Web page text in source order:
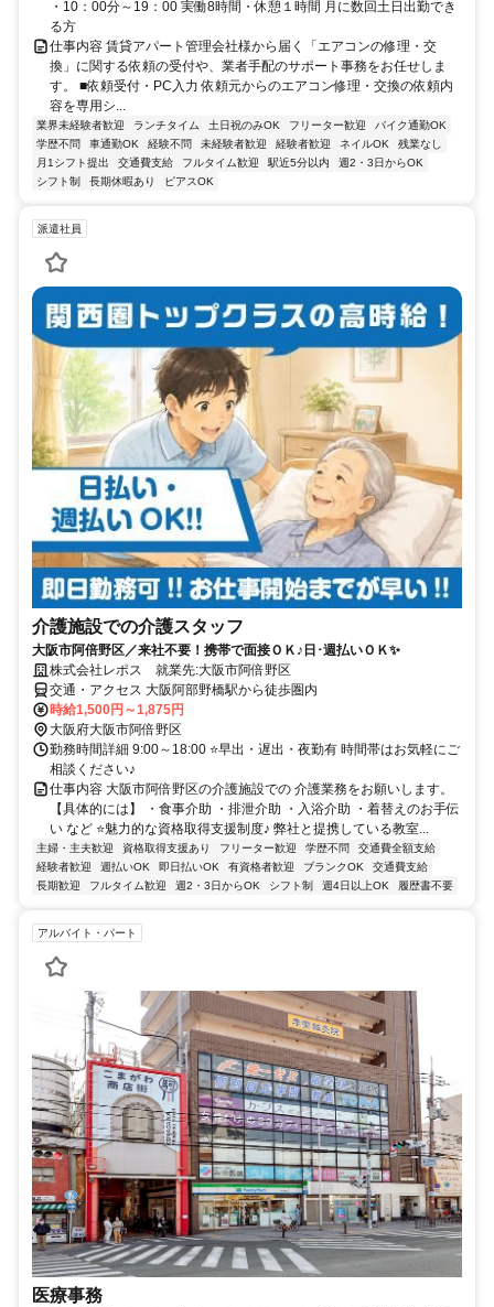
・10：00分～19：00 実働8時間・休憩１時間 月に数回土日出勤でき
る方
仕事内容 賃貸アパート管理会社様から届く「エアコンの修理・交
換」に関する依頼の受付や、業者手配のサポート事務をお任せしま
す。 ■依頼受付・PC入力 依頼元からのエアコン修理・交換の依頼内
容を専用シ...
業界未経験者歓迎 ランチタイム 土日祝のみOK フリーター歓迎
バイク通勤OK
学歴不問
車通勤OK 経験不問 未経験者歓迎 経験者歓迎 ネイルOK
残業なし
月1シフト提出
交通費支給 フルタイム歓迎 駅近5分以内
週2・3日からOK
シフト制
長期休暇あり ピアスOK
派遣社員
介護施設での介護スタッフ
大阪市阿倍野区／来社不要！携帯で面接ＯＫ♪日･週払いＯＫ✨
株式会社レポス 就業先:大阪市阿倍野区
交通・アクセス 大阪阿部野橋駅から徒歩圏内
時給1,500円～1,875円
大阪府大阪市阿倍野区
勤務時間詳細 9:00～18:00 ⭐早出・遅出・夜勤有 時間帯はお気軽にご
相談ください♪
仕事内容 大阪市阿倍野区の介護施設での 介護業務をお願いします。
【具体的には】 ・食事介助 ・排泄介助 ・入浴介助 ・着替えのお手伝
い など ⭐魅力的な資格取得支援制度♪ 弊社と提携している教室...
主婦・主夫歓迎 資格取得支援あり フリーター歓迎 学歴不問
交通費全額支給
経験者歓迎
週払いOK 即日払いOK 有資格者歓迎 ブランクOK
交通費支給
長期歓迎
フルタイム歓迎 週2・3日からOK シフト制 週4日以上OK 履歴書不要
アルバイト・パート
医療事務